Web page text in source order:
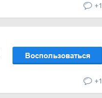
+1
Воспользоваться
+1